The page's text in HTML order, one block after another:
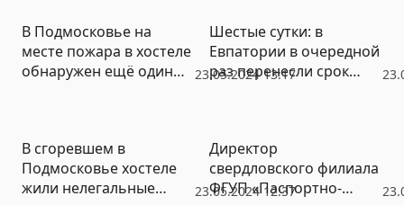
23.05.2024 13:17
В Подмосковье на
месте пожара в хостеле
обнаружен ещё один
Шестые сутки: в
Евпатории в очередной
раз перенесли срок
23.05.2024 12:37
В сгоревшем в
Подмосковье хостеле
жили нелегальные
Директор
свердловского филиала
ФГУП «Паспортно-